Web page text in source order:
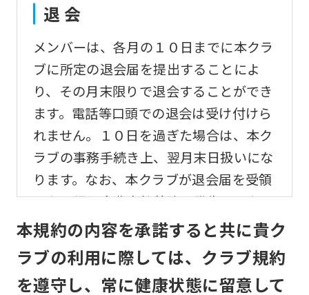
退 会
メンバーは、各月の１０日までに本クラ
ブに所定の退会届を提出することによ
り、その月末限りで退会することができ
ます。電話等口頭での退会は受け付けら
れません。１０日を過ぎた場合は、本ク
ラブの事務手続き上、翌月末日扱いにな
ります。なお、本クラブが退会届を受領
しない限り会費支払義務は発生するもの
とします。
変更事項
本規約の内容を承諾すると共に貴ク
ラブの利用に際しては、クラブ規約
を遵守し、常に健康状態に留意して
to
the
top
page.
However,
if
you
an
automatic
translation